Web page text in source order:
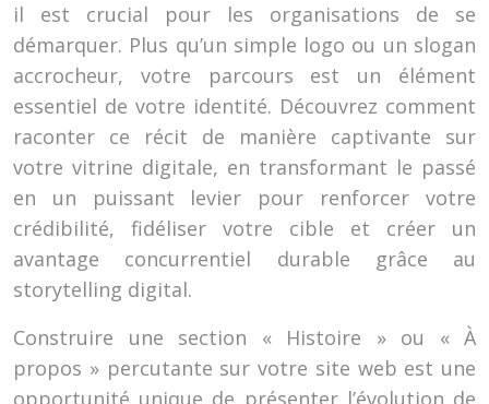
il est crucial pour les organisations de se
démarquer. Plus qu’un simple logo ou un slogan
accrocheur, votre parcours est un élément
essentiel de votre identité. Découvrez comment
raconter ce récit de manière captivante sur
votre vitrine digitale, en transformant le passé
en un puissant levier pour renforcer votre
crédibilité, fidéliser votre cible et créer un
avantage concurrentiel durable grâce au
storytelling digital.
Construire une section « Histoire » ou « À
propos » percutante sur votre site web est une
opportunité unique de présenter l’évolution de